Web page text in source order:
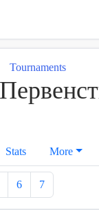
Tournaments
Stats More
6 7